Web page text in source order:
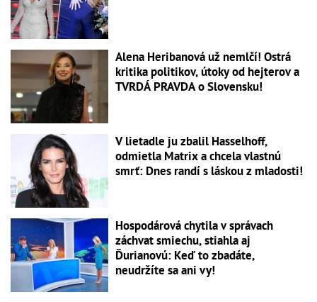
Alena Heribanová už nemlčí! Ostrá
kritika politikov, útoky od hejterov a
TVRDÁ PRAVDA o Slovensku!
V lietadle ju zbalil Hasselhoff,
odmietla Matrix a chcela vlastnú
smrť: Dnes randí s láskou z mladosti!
Hospodárová chytila v správach
záchvat smiechu, stiahla aj
Ďurianovú: Keď to zbadáte,
neudržíte sa ani vy!